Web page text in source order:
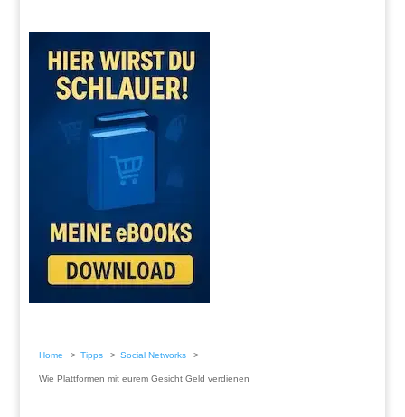
Home Tipps Social Networks
Wie Plattformen mit eurem Gesicht Geld verdienen